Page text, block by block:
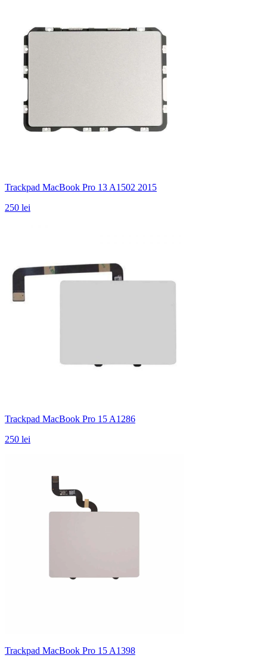
Trackpad MacBook Pro 13 A1502 2015
250 lei
Trackpad MacBook Pro 15 A1286
250 lei
Trackpad MacBook Pro 15 A1398